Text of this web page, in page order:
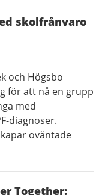
skolfrånvaro
och Högsbo
för att nå en grupp
med
diagnoser.
oväntade
Together: